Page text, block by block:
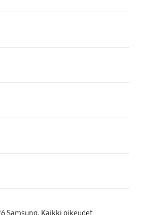
Samsung. Kaikki oikeudet